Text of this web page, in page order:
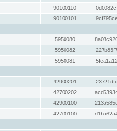
90100110
90100101
5950080
5950082
5950081
42900201
42700202
42900100
42700100